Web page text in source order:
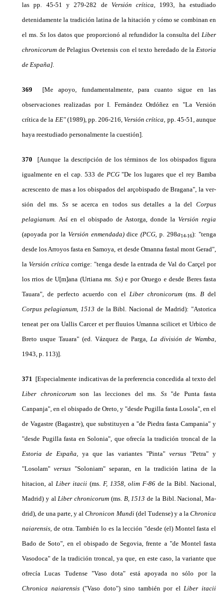
las pp. 45-51 y 279-282 de Versión crítica, 1993, ha estu­diado
detenidamente la tradición latina de la hitación y cómo se combinan en
el ms.Sslos datos que pro­porcionó al refundidor la consulta del Liber
chronicorum de Pelagius Ovetensis con el texto heredado de la Estoria
de España].
369 [Me apoyo, fundamentalmente, para cuanto sigue en las
observaciones realizadas por I. Fernández Ordóñez en "La Versión
crítica de la EE"(1989), pp. 206-216,Versión crítica, pp. 45-51, aunque
haya reestudiado personalmente la cuestión].
370 [Aunque la descripción de los términos de los obispados figura
igualmente en el cap. 533 de PCG"De los lugares que el rey Bamba
acrescento de mas a los obispados del arçobispado de Bragana", la ver­
sión del ms.Ss se acerca en todos sus detalles a la delCorpus
pelagianum. Así en el obispado de Astorga, donde la Versión regia
(apoyada por la Versión enmendada)dice(PCG,p. 298a14-16): "tenga
desde los Arroyos fasta en Samoya, et desde Omanna fastal mont Gerad",
la Versión crítica corrige: "tenga desde la entrada de Val do Carçel por
los rrios de U[m]ana (Urtianams. Ss)e por Oruego e desde Beres fasta
Tauara", de perfecto acuerdo con el Liber chronicorum (ms. B del
Corpus pelagianum, 1513 de la Bibl. Na­cional de Madrid): "Astorica
teneat per ora Uallis Carcer et per fluuios Umanna scilicet et Urbico de
Breto usque Tauara" (ed. Vázquez de Parga, La división de Wamba,
1943, p. 113)].
371 [Especialmente indicativas de la preferencia concedida al texto del
Liber chronicorum son las lec­ciones del ms. Ss "de Punta fasta
Canpanja", en el obispado de Oreto, y "desde Pugilla fasta Losola", en el
de Vagastre (Bagastre), que substituyen a "de Piedra fasta Campania" y
"desde Pugilla fasta en Solonia", que ofrecía la tradición troncal de la
Estoria de España, ya que las variantes "Pinta" versus "Petra" y
"Losolam"versus "Soloniam" separan, en la tradición latina de la
hitacion, al Liber itacii (ms. F, 1358, olim F-86 de la Bibl. Nacional,
Madrid) y al Liber chronicorum (ms. B, 1513 de la Bibl. Nacional, Ma­
drid), de una parte, y alChronicon Mundi (del Tudense) y a laChronica
naiarensis, de otra. También lo es la lección "desde (el) Montel fasta el
Bado de Soto", en el obispado de Segovia, frente a "de Montel fasta
Vasodoca" de la tradición troncal, ya que, en este caso, la variante que
ofrecía Lucas Tudense "Vaso dota" está apoyada no sólo por la
Chronica naiarensis("Vaso doto") sino también por el Liber itacii